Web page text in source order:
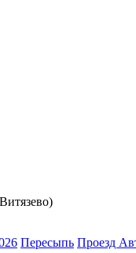
Пересыпь Проезд